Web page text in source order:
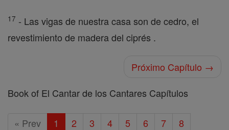
17 - Las vigas de nuestra casa son de cedro, el
revestimiento de madera del ciprés .
Próximo Capítulo →
Book of El Cantar de los Cantares Capítulos
« Prev 1 2 3 4 5 6 7
8